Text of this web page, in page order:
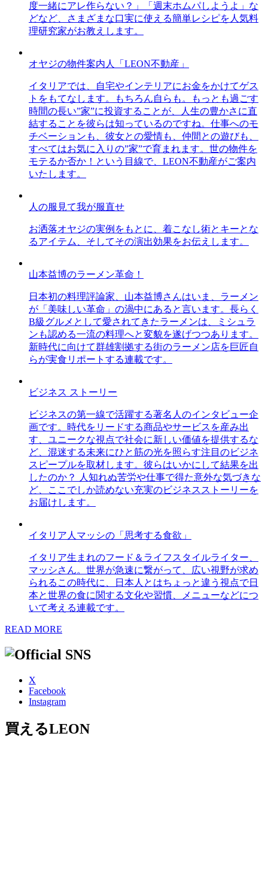
度一緒にアレ作らない？」「週末ホムパしようよ」な
どなど、さまざまな口実に使える簡単レシピを人気料
理研究家がお教えします。
オヤジの物件案内人「LEON不動産」
イタリアでは、自宅やインテリアにお金をかけてゲス
トをもてなします。もちろん自らも。もっとも過ごす
時間の長い”家”に投資することが、人生の豊かさに直
結することを彼らは知っているのですね。仕事へのモ
チベーションも、彼女との愛情も、仲間との遊びも、
すべてはお気に入りの”家”で育まれます。世の物件を
モテるか否か！という目線で、LEON不動産がご案内
いたします。
人の服見て我が服直せ
お洒落オヤジの実例をもとに、着こなし術とキーとな
るアイテム、そしてその演出効果をお伝えします。
山本益博のラーメン革命！
日本初の料理評論家、山本益博さんはいま、ラーメン
が「美味しい革命」の渦中にあると言います。長らく
B級グルメとして愛されてきたラーメンは、ミシュラ
ンも認める一流の料理へと変貌を遂げつつあります。
新時代に向けて群雄割拠する街のラーメン店を巨匠自
らが実食リポートする連載です。
ビジネス ストーリー
ビジネスの第一線で活躍する著名人のインタビュー企
画です。時代をリードする商品やサービスを産み出
す、ユニークな視点で社会に新しい価値を提供するな
ど、混迷する未来にひと筋の光を照らす注目のビジネ
スピープルを取材します。彼らはいかにして結果を出
したのか？ 人知れぬ苦労や仕事で得た意外な気づきな
ど、ここでしか読めない充実のビジネスストーリーを
お届けします。
イタリア人マッシの「思考する食欲」
イタリア生まれのフード＆ライフスタイルライター、
マッシさん。世界が急速に繋がって、広い視野が求め
られるこの時代に、日本人とはちょっと違う視点で日
本と世界の食に関する文化や習慣、メニューなどにつ
いて考える連載です。
READ MORE
X
Facebook
Instagram
買えるLEON